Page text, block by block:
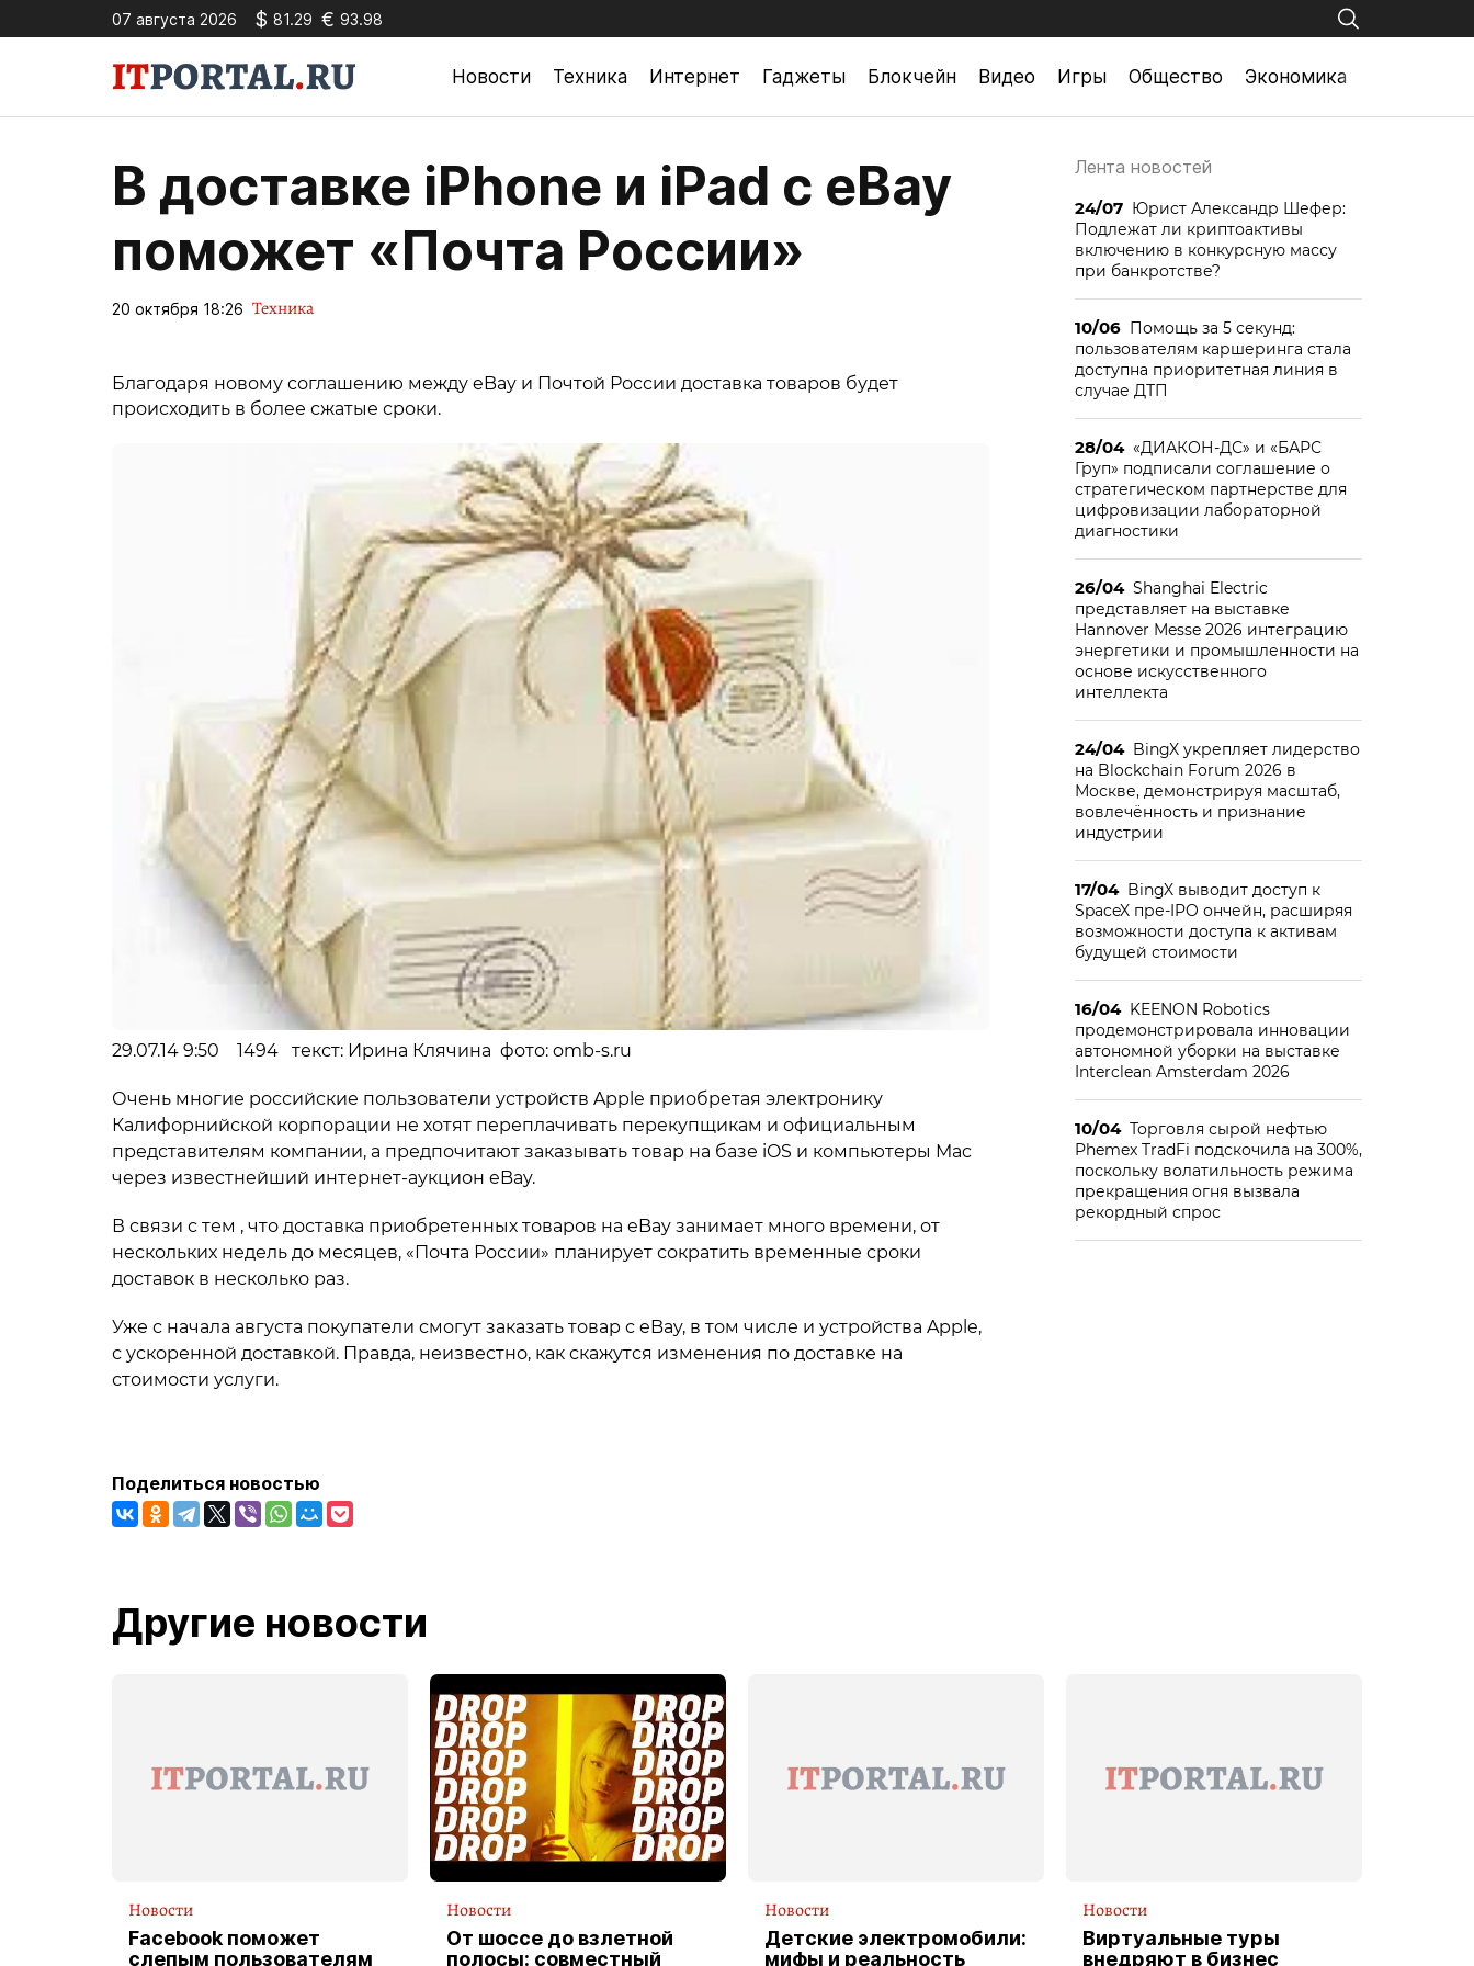
07 августа 2026 $ 81.29 € 93.98
Новости Техника Интернет Гаджеты Блокчейн Видео Игры Общество Экономика
В доставке iPhone и iPad с eBay
поможет «Почта России»
20 октября 18:26 Техника
Благодаря новому соглашению между eBay и Почтой России доставка товаров будет
происходить в более сжатые сроки.
29.07.14 9:50 1494 текст: Ирина Клячина фото: omb-s.ru
Очень многие российские пользователи устройств Apple приобретая электронику
Калифорнийской корпорации не хотят переплачивать перекупщикам и официальным
представителям компании, а предпочитают заказывать товар на базе iOS и компьютеры Mac
через известнейший интернет-аукцион eBay.
В связи с тем , что доставка приобретенных товаров на eBay занимает много времени, от
нескольких недель до месяцев, «Почта России» планирует сократить временные сроки
доставок в несколько раз.
Уже с начала августа покупатели смогут заказать товар с eBay, в том числе и устройства Apple,
с ускоренной доставкой. Правда, неизвестно, как скажутся изменения по доставке на
стоимости услуги.
Поделиться новостью
Лента новостей
24/07 Юрист Александр Шефер:
Подлежат ли криптоактивы
включению в конкурсную массу
при банкротстве?
10/06 Помощь за 5 секунд:
пользователям каршеринга стала
доступна приоритетная линия в
случае ДТП
28/04 «ДИАКОН-ДС» и «БАРС
Груп» подписали соглашение о
стратегическом партнерстве для
цифровизации лабораторной
диагностики
26/04 Shanghai Electric
представляет на выставке
Hannover Messe 2026 интеграцию
энергетики и промышленности на
основе искусственного
интеллекта
24/04 BingX укрепляет лидерство
на Blockchain Forum 2026 в
Москве, демонстрируя масштаб,
вовлечённость и признание
индустрии
17/04 BingX выводит доступ к
SpaceX пре-IPO ончейн, расширяя
возможности доступа к активам
будущей стоимости
16/04 KEENON Robotics
продемонстрировала инновации
автономной уборки на выставке
Interclean Amsterdam 2026
10/04 Торговля сырой нефтью
Phemex TradFi подскочила на 300%,
поскольку волатильность режима
прекращения огня вызвала
рекордный спрос
Другие новости
Новости
Facebook поможет
слепым пользователям
Новости
От шоссе до взлетной
полосы: совместный
Новости
Детские электромобили:
мифы и реальность
Новости
Виртуальные туры
внедряют в бизнес